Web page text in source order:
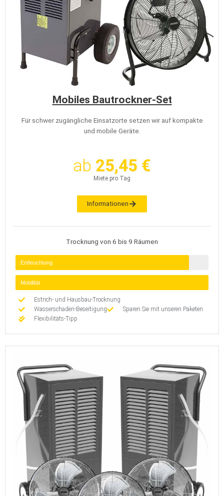
Mobiles Bautrockner-Set
Für schwer zugängliche Einsatzorte setzen wir auf kompakte
und mobile Geräte.
ab 25,45 €
Miete pro Tag
Informationen
Trocknung von 6 bis 9 Räumen
Entfeuchtung
Mobilität
Estrich- und Hausbau-Trocknung
Wasserschaden-Beseitigung
Sparen Sie mit unseren Paketen
Flexibilitäts-Tipp